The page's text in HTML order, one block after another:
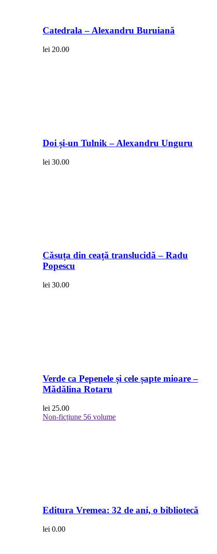
Catedrala – Alexandru Buruiană
lei 20.00
Doi și-un Tulnik – Alexandru Unguru
lei 30.00
Căsuța din ceață translucidă – Radu
Popescu
lei 30.00
Verde ca Pepenele și cele șapte mioare –
Mădălina Rotaru
lei 25.00
Non-ficțiune 56 volume
Editura Vremea: 32 de ani, o bibliotecă
lei 0.00